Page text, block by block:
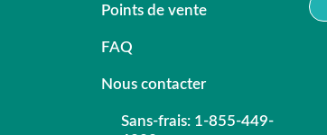
Points de vente
FAQ
Nous contacter
Sans-frais: 1-855-449-